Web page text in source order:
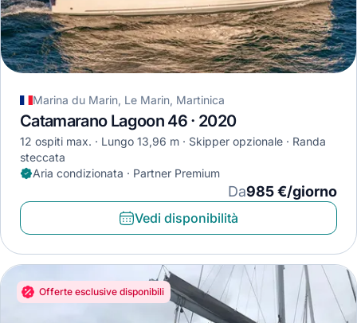
Marina du Marin, Le Marin, Martinica
Catamarano Lagoon 46 · 2020
12 ospiti max. Lungo 13,96 m Skipper opzionale
Randa
steccata
Aria condizionata · Partner Premium
Da985 €/giorno
Vedi disponibilità
Offerte esclusive disponibili